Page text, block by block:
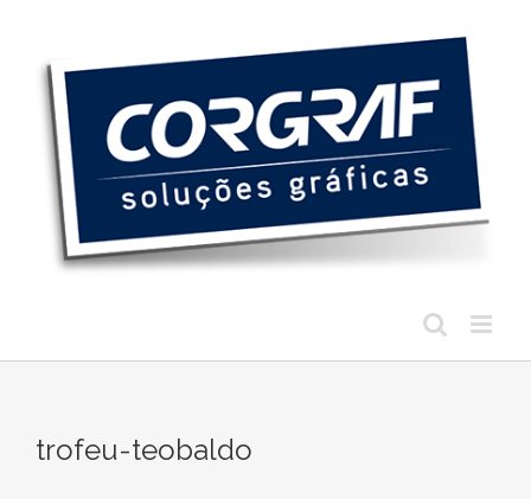
conteúdo
trofeu-teobaldo